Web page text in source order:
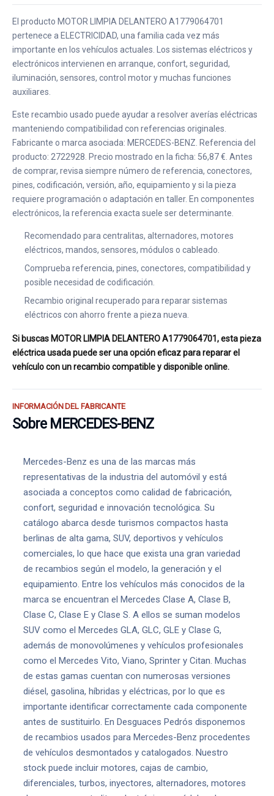
El producto MOTOR LIMPIA DELANTERO A1779064701
pertenece a ELECTRICIDAD, una familia cada vez más
importante en los vehículos actuales. Los sistemas eléctricos y
electrónicos intervienen en arranque, confort, seguridad,
iluminación, sensores, control motor y muchas funciones
auxiliares.
Este recambio usado puede ayudar a resolver averías eléctricas
manteniendo compatibilidad con referencias originales.
Fabricante o marca asociada: MERCEDES-BENZ. Referencia del
producto: 2722928. Precio mostrado en la ficha: 56,87 €. Antes
de comprar, revisa siempre número de referencia, conectores,
pines, codificación, versión, año, equipamiento y si la pieza
requiere programación o adaptación en taller. En componentes
electrónicos, la referencia exacta suele ser determinante.
Recomendado para centralitas, alternadores, motores
eléctricos, mandos, sensores, módulos o cableado.
Comprueba referencia, pines, conectores, compatibilidad y
posible necesidad de codificación.
Recambio original recuperado para reparar sistemas
eléctricos con ahorro frente a pieza nueva.
Si buscas MOTOR LIMPIA DELANTERO A1779064701, esta pieza
eléctrica usada puede ser una opción eficaz para reparar el
vehículo con un recambio compatible y disponible online.
INFORMACIÓN DEL FABRICANTE
Sobre MERCEDES-BENZ
Mercedes-Benz es una de las marcas más
representativas de la industria del automóvil y está
asociada a conceptos como calidad de fabricación,
confort, seguridad e innovación tecnológica. Su
catálogo abarca desde turismos compactos hasta
berlinas de alta gama, SUV, deportivos y vehículos
comerciales, lo que hace que exista una gran variedad
de recambios según el modelo, la generación y el
equipamiento. Entre los vehículos más conocidos de la
marca se encuentran el Mercedes Clase A, Clase B,
Clase C, Clase E y Clase S. A ellos se suman modelos
SUV como el Mercedes GLA, GLC, GLE y Clase G,
además de monovolúmenes y vehículos profesionales
como el Mercedes Vito, Viano, Sprinter y Citan. Muchas
de estas gamas cuentan con numerosas versiones
diésel, gasolina, híbridas y eléctricas, por lo que es
importante identificar correctamente cada componente
antes de sustituirlo. En Desguaces Pedrós disponemos
de recambios usados para Mercedes-Benz procedentes
de vehículos desmontados y catalogados. Nuestro
stock puede incluir motores, cajas de cambio,
diferenciales, turbos, inyectores, alternadores, motores